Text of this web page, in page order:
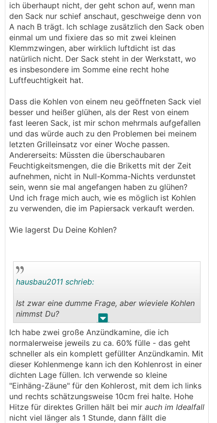
ich überhaupt nicht, der geht schon auf, wenn man
den Sack nur schief anschaut, geschweige denn von
A nach B trägt. Ich schlage zusätzlich den Sack oben
einmal um und fixiere das so mit zwei kleinen
Klemmzwingen, aber wirklich luftdicht ist das
natürlich nicht. Der Sack steht in der Werkstatt, wo
es insbesondere im Somme eine recht hohe
Luftfeuchtigkeit hat.
Dass die Kohlen von einem neu geöffneten Sack viel
besser und heißer glühen, als der Rest von einem
fast leeren Sack, ist mir schon mehrmals aufgefallen
und das würde auch zu den Problemen bei meinem
letzten Grilleinsatz vor einer Woche passen.
Andererseits: Müssten die überschaubaren
Feuchtigkeitsmengen, die die Briketts mit der Zeit
aufnehmen, nicht in Null-Komma-Nichts verdunstet
sein, wenn sie mal angefangen haben zu glühen?
Und ich frage mich auch, wie es möglich ist Kohlen
zu verwenden, die im Papiersack verkauft werden.
Wie lagerst Du Deine Kohlen?
. .
hausbau2011 schrieb:
Ist zwar eine dumme Frage, aber wieviele Kohlen
nimmst Du?
Mit dem vollen kleinen Anzündkamin erreiche ich
so ca. 180 -200 Grad über ca. 2 Stunden.
Mit dem großen Anzündkamin hatte ich letztens
für Pizza so ca. 350 Grad über 3-4 Stunden.
Ich habe zwei große Anzündkamine, die ich
normalerweise jeweils zu ca. 60% fülle - das geht
schneller als ein komplett gefüllter Anzündkamin. Mit
dieser Kohlenmenge kann ich den Kohlenrost in einer
dichten Lage füllen. Ich verwende so kleine
"Einhäng-Zäune" für den Kohlerost, mit dem ich links
und rechts schätzungsweise 10cm frei halte. Hohe
Hitze für direktes Grillen hält bei mir auch im Idealfall
nicht viel länger als 1 Stunde, dann fällt die